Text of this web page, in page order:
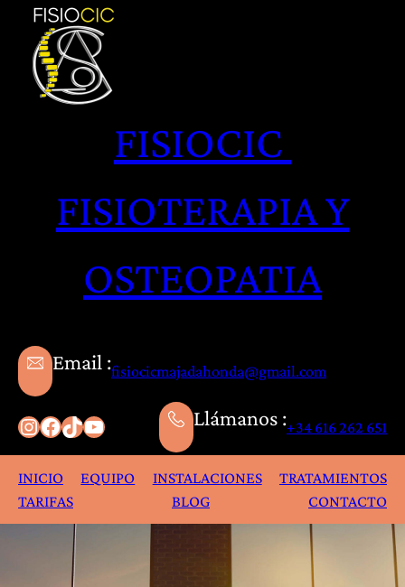
Saltar
contenido
FISIOCIC
FISIOTERAPIA Y
OSTEOPATIA
Email :fisiocicmajadahonda@gmail.com
Instagram
Facebook
TikTokYouTube Llámanos :+34 616 262 651
INICIO EQUIPO INSTALACIONES
TRATAMIENTOS
TARIFAS
BLOG CONTACTO